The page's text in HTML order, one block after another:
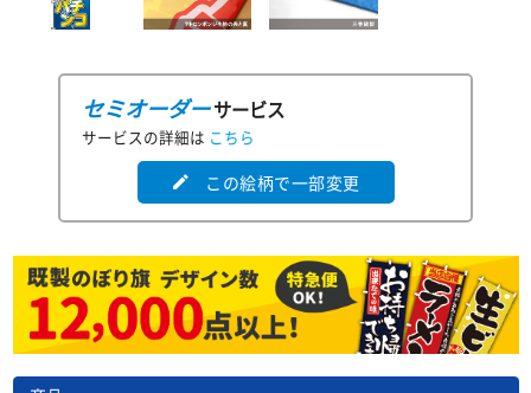
セミオーダーサービス
サービスの詳細は こちら
edit この絵柄で一部変更